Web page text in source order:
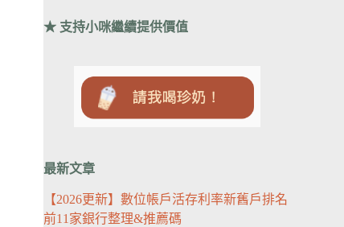
★ 支持小咪繼續提供價值
最新文章
【2026更新】數位帳戶活存利率新舊戶排名
前11家銀行整理&推薦碼